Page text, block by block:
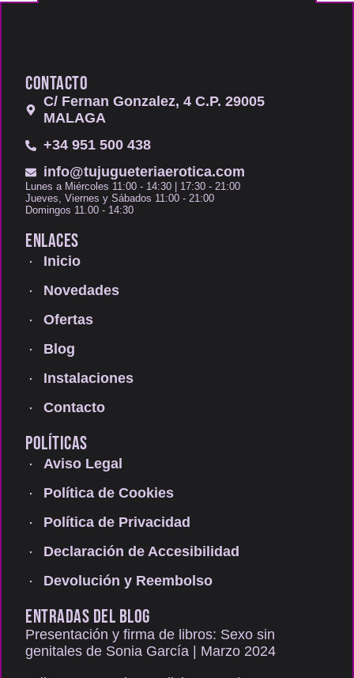
CONTACTO
C/ Fernan Gonzalez, 4 C.P. 29005
MALAGA
+34 951 500 438
info@tujugueteriaerotica.com
Lunes a Miércoles 11:00 - 14:30 | 17:30 - 21:00
Jueves, Viernes y Sábados 11:00 - 21:00
Domingos 11.00 - 14:30
ENLACES
Inicio
Novedades
Ofertas
Blog
Instalaciones
Contacto
POLÍTICAS
Aviso Legal
Política de Cookies
Política de Privacidad
Declaración de Accesibilidad
Devolución y Reembolso
ENTRADAS DEL BLOG
Presentación y firma de libros: Sexo sin
genitales de Sonia García | Marzo 2024